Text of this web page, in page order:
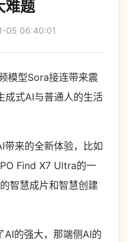
难题
05 06:40:01
模型Sora接连带来震
成式AI与普通人的生活
带来的全新体验，比如
Find X7 Ultra的一
智慧成片和智慧创建
AI的强大，那端侧AI的